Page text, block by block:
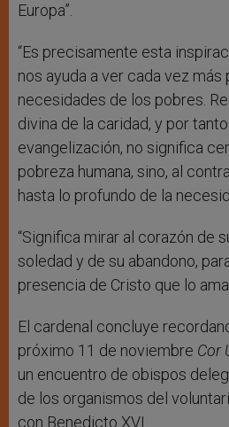
Europa”.
“Es precisamente esta
nos ayuda a ver cada vez
necesidades de los pobres.
divina de la caridad, y por
evangelización, no significa
pobreza humana, sino, al
hasta lo profundo de la
“Significa mirar al corazón de
soledad y de su abandono,
presencia de Cristo que lo
El cardenal concluye
próximo 11 de noviembre Cor
un encuentro de obispos
de los organismos del
con Benedicto XVI.